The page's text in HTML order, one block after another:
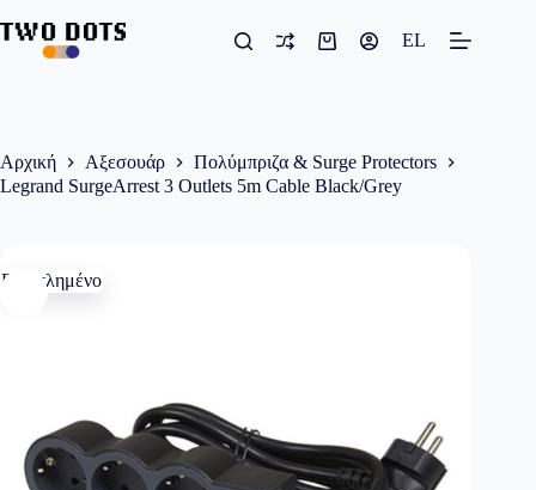
στο
περιεχόμενο
Καλάθι
EL
Αρχική Αξεσουάρ
Πολύμπριζα & Surge Protectors
Legrand SurgeArrest 3 Outlets 5m Cable Black/Grey
Εξαντλημένο